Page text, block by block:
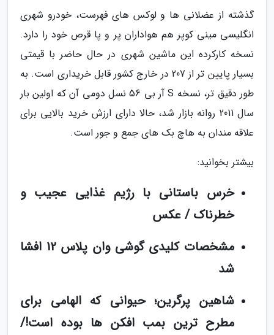
گذشته از عضلانی ها و لوکس های فهرست، خودرو شهری
انگلیسی مینی کوپر هم هواداران پر و پا قرص خود را دارد.
نسخه کارکرده این ماشین شهری در حال حاضر با قیمتی
بسیار پایین تر از 207 در خارج کشور قابل خریداری است. به
طور دقیق تر، نسخه S آر بی 56 نسل دومی آن که اولین بار
سال 2011 روانه بازار شد، حالا دارای ارزش خرید بالایی برای
علاقه مندان به هاچ بک های جمع و جور است.
بیشتر بخوانید:
خرس باستانی با رژیم غذایی عجیب و
خطرناک / عکس
مشخصات کلیدی گوشی وان پلاس 12 افشا
شد
شاهین پرگرین؛ حیوانی که الهامی برای
مطرح ترین بمب افکن ها بوده است!/